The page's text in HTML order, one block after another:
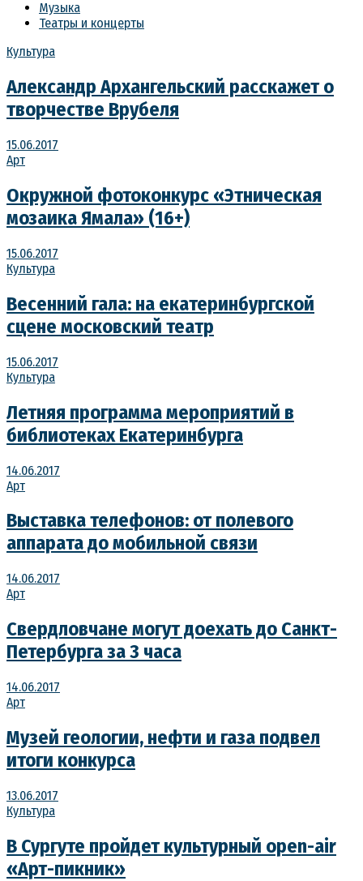
Музыка
Театры и концерты
Культура
Александр Архангельский расскажет о
творчестве Врубеля
15.06.2017
Арт
Окружной фотоконкурс «Этническая
мозаика Ямала» (16+)
15.06.2017
Культура
Весенний гала: на екатеринбургской
сцене московский театр
15.06.2017
Культура
Летняя программа мероприятий в
библиотеках Екатеринбурга
14.06.2017
Арт
Выставка телефонов: от полевого
аппарата до мобильной связи
14.06.2017
Арт
Свердловчане могут доехать до Санкт-
Петербурга за 3 часа
14.06.2017
Арт
Музей геологии, нефти и газа подвел
итоги конкурса
13.06.2017
Культура
В Сургуте пройдет культурный open-air
«Арт-пикник»